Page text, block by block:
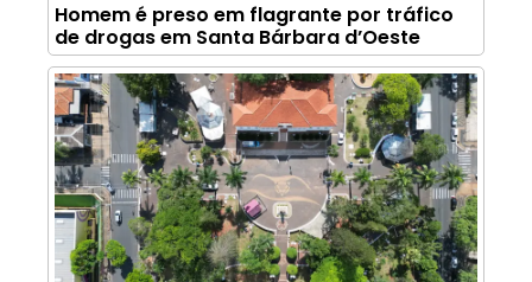
Homem é preso em flagrante por tráfico
de drogas em Santa Bárbara d’Oeste